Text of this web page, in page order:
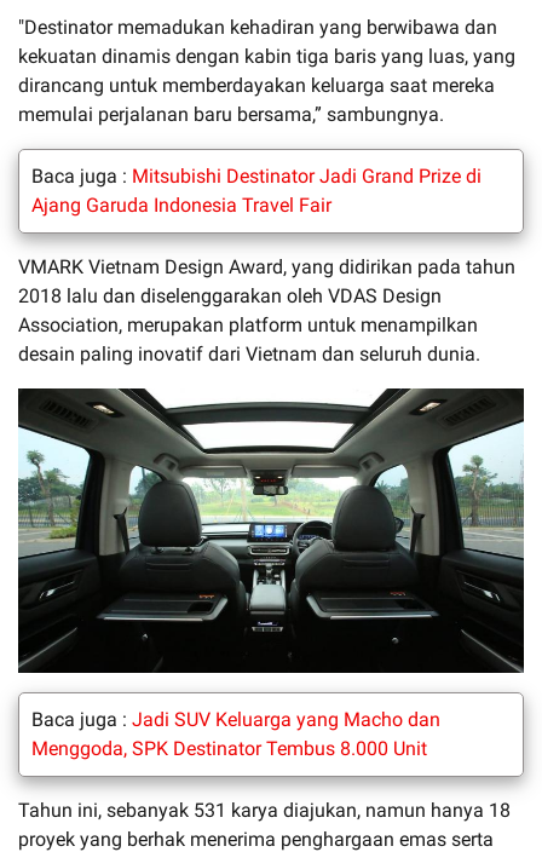
"Destinator memadukan kehadiran yang berwibawa dan
kekuatan dinamis dengan kabin tiga baris yang luas, yang
dirancang untuk memberdayakan keluarga saat mereka
memulai perjalanan baru bersama,” sambungnya.
Baca juga : Mitsubishi Destinator Jadi Grand Prize di
Ajang Garuda Indonesia Travel Fair
VMARK Vietnam Design Award, yang didirikan pada tahun
2018 lalu dan diselenggarakan oleh VDAS Design
Association, merupakan platform untuk menampilkan
desain paling inovatif dari Vietnam dan seluruh dunia.
Baca juga : Jadi SUV Keluarga yang Macho dan
Menggoda, SPK Destinator Tembus 8.000 Unit
Tahun ini, sebanyak 531 karya diajukan, namun hanya 18
proyek yang berhak menerima penghargaan emas serta